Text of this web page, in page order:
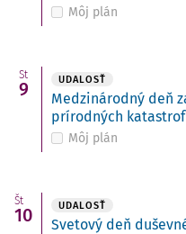
Môj plán
St
9 UDALOSŤ
Medzinárodný deň
prírodných katastrof
Môj plán
Št
10 UDALOSŤ
Svetový deň